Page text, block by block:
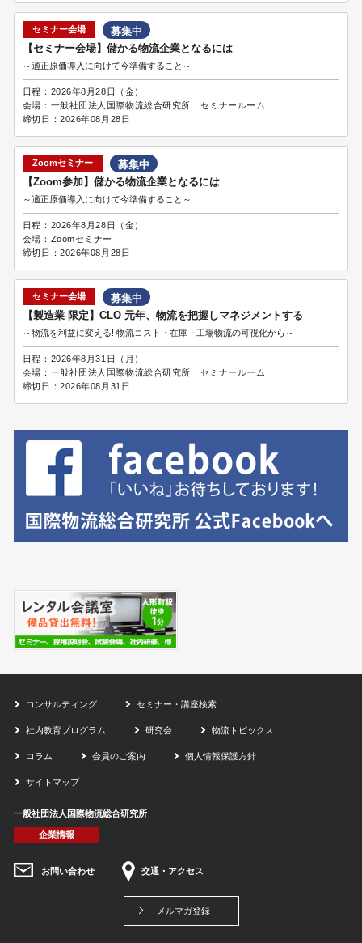
セミナー会場
募集中
【セミナー会場】儲かる物流企業となるには
～適正原価導入に向けて今準備すること～
日程： 2026年8月28日（金）
会場： 一般社団法人国際物流総合研究所 セミナールーム
締切日：2026年08月28日
Zoomセミナー
募集中
【Zoom参加】儲かる物流企業となるには
～適正原価導入に向けて今準備すること～
日程： 2026年8月28日（金）
会場： Zoomセミナー
締切日：2026年08月28日
セミナー会場
募集中
【製造業 限定】CLO 元年、物流を把握しマネジメントする
～物流を利益に変える! 物流コスト・在庫・工場物流の可視化から～
日程： 2026年8月31日（月）
会場： 一般社団法人国際物流総合研究所 セミナールーム
締切日：2026年08月31日
コンサルティング セミナー・講座検索
社内教育プログラム 研究会 物流トピックス
コラム 会員のご案内 個人情報保護方針
サイトマップ
一般社団法人国際物流総合研究所
企業情報
お問い合わせ 交通・アクセス
メルマガ登録